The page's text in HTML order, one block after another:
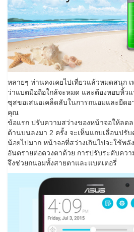
หลายๆ ท่านคงเคยไปเที่ยวแล้วหมดสนุก
ว่าแบตมือถือใกล้จะหมด และต้องหอบหิ้ว
ซุสขอเสนอเคล็ดลับในการถนอมและยืดอ
คุณ
ข้อแรก ปรับความสว่างของหน้าจอให้ลด
ด้านบนลงมา 2 ครั้ง จะเห็นแถบเลื่อนปรั
น้อยไปมาก หน้าจอที่สว่างเกินไปจะใช้พลั
อันตรายต่อดวงตาด้วย การปรับระดับควา
จึงช่วยถนอมทั้งสายตาและแบตเตอรี่